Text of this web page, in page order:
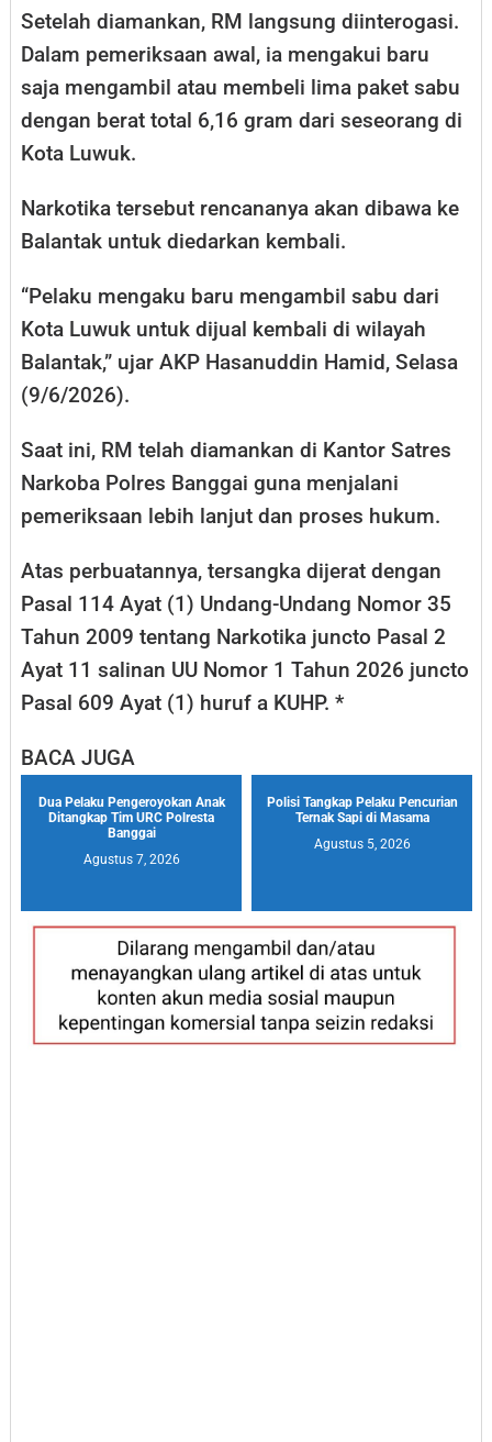
Setelah diamankan, RM langsung diinterogasi.
Dalam pemeriksaan awal, ia mengakui baru
saja mengambil atau membeli lima paket sabu
dengan berat total 6,16 gram dari seseorang di
Kota Luwuk.
Narkotika tersebut rencananya akan dibawa ke
Balantak untuk diedarkan kembali.
“Pelaku mengaku baru mengambil sabu dari
Kota Luwuk untuk dijual kembali di wilayah
Balantak,” ujar AKP Hasanuddin Hamid, Selasa
(9/6/2026).
Saat ini, RM telah diamankan di Kantor Satres
Narkoba Polres Banggai guna menjalani
pemeriksaan lebih lanjut dan proses hukum.
Atas perbuatannya, tersangka dijerat dengan
Pasal 114 Ayat (1) Undang-Undang Nomor 35
Tahun 2009 tentang Narkotika juncto Pasal 2
Ayat 11 salinan UU Nomor 1 Tahun 2026 juncto
Pasal 609 Ayat (1) huruf a KUHP. *
BACA JUGA
Dua Pelaku Pengeroyokan Anak
Ditangkap Tim URC Polresta
Banggai
Agustus 7, 2026
Polisi Tangkap Pelaku Pencurian
Ternak Sapi di Masama
Agustus 5, 2026